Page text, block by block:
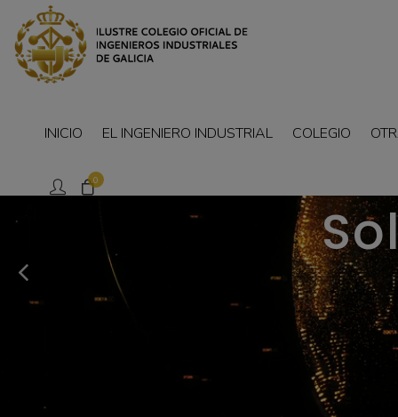
0
INICIO EL INGENIERO INDUSTRIAL COLEGIO